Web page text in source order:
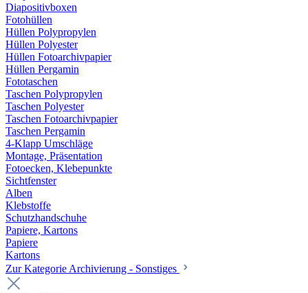
Diapositivboxen
Fotohüllen
Hüllen Polypropylen
Hüllen Polyester
Hüllen Fotoarchivpapier
Hüllen Pergamin
Fototaschen
Taschen Polypropylen
Taschen Polyester
Taschen Fotoarchivpapier
Taschen Pergamin
4-Klapp Umschläge
Montage, Präsentation
Fotoecken, Klebepunkte
Sichtfenster
Alben
Klebstoffe
Schutzhandschuhe
Papiere, Kartons
Papiere
Kartons
Zur Kategorie Archivierung - Sonstiges